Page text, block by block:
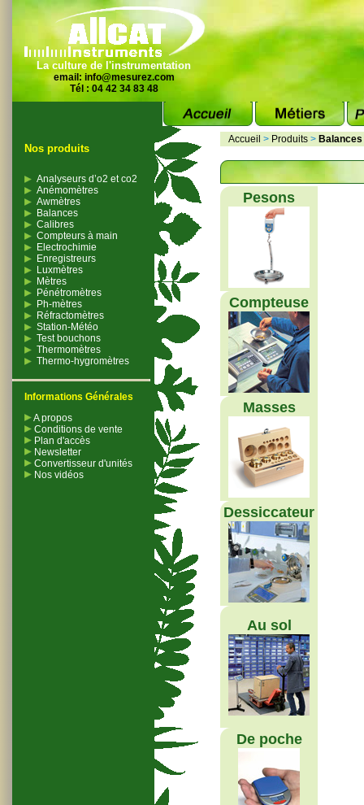
La culture de l'instrumentation
email: info@mesurez.com
Tél : 04 42 34 83 48
Nos produits
Analyseurs d’o2 et co2
Anémomètres
Awmètres
Balances
Calibres
Compteurs à main
Electrochimie
Enregistreurs
Luxmètres
Mètres
Pénétromètres
Ph-mètres
Réfractomètres
Station-Météo
Test bouchons
Thermomètres
Thermo-hygromètres
Informations Générales
A propos
Conditions de vente
Plan d'accès
Newsletter
Convertisseur d'unités
Nos vidéos
Accueil > Produits > Balances
Pesons
Compteuse
Masses
Dessiccateur
Au sol
De poche